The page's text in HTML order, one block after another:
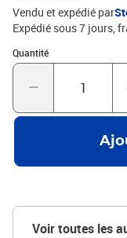
Vendu et expédié par
Expédié sous 7 jours,
Quantité
Quantité : 1
Voir toutes les